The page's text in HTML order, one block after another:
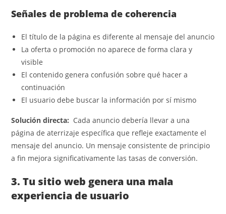
Señales de problema de coherencia
El título de la página es diferente al mensaje del anuncio
La oferta o promoción no aparece de forma clara y
visible
El contenido genera confusión sobre qué hacer a
continuación
El usuario debe buscar la información por sí mismo
Solución directa: Cada anuncio debería llevar a una
página de aterrizaje específica que refleje exactamente el
mensaje del anuncio. Un mensaje consistente de principio
a fin mejora significativamente las tasas de conversión.
3. Tu sitio web genera una mala
experiencia de usuario